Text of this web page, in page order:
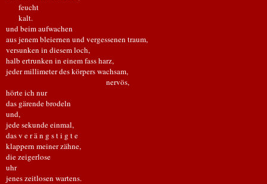
feucht
kalt.
und beim aufwachen
aus jenem bleiernen und vergessenen traum,
versunken in diesem loch,
halb ertrunken in einem fass harz,
jeder millimeter des körpers wachsam,
nervös,
hörte ich nur
das gärende brodeln
und,
jede sekunde einmal,
das v e r ä n g s t i g t e
klappern meiner zähne,
die zeigerlose
uhr
jenes zeitlosen wartens.